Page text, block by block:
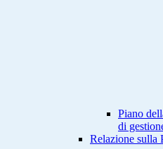
Piano
di
Relazione sulla